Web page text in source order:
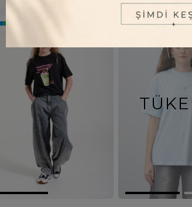
3Renk